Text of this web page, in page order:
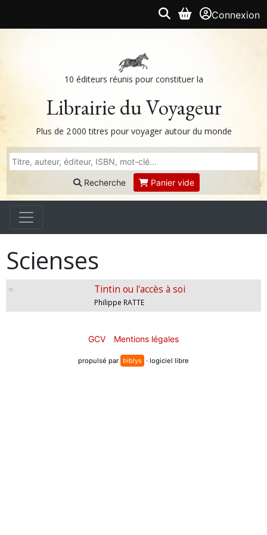
Connexion
10 éditeurs réunis pour constituer la
Librairie du Voyageur
Plus de 2 000 titres pour voyager autour du monde
Recherche Panier vide
Scienses
Tintin ou l'accès à soi
Philippe RATTE
GCV Mentions légales
propulsé par biblys · logiciel libre